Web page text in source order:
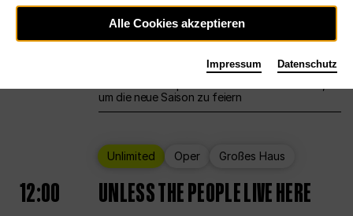
12:00 Eröffnungswochenende
um die neue Saison zu feiern
Unlimited Oper Großes Haus
12:00 UNLESS THE PEOPLE LIVE HERE
Alle Cookies akzeptieren
Impressum Datenschutz